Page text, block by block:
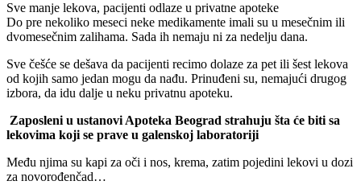
Sve manje lekova, pacijenti odlaze u privatne apoteke
Do pre nekoliko meseci neke medikamente imali su u mesečnim ili
dvomesečnim zalihama. Sada ih nemaju ni za nedelju dana.
Sve češće se dešava da pacijenti recimo dolaze za pet ili šest lekova
od kojih samo jedan mogu da nađu. Prinuđeni su, nemajući drugog
izbora, da idu dalje u neku privatnu apoteku.
Zaposleni u ustanovi Apoteka Beograd strahuju šta će biti sa
lekovima koji se prave u galenskoj laboratoriji
Među njima su kapi za oči i nos, krema, zatim pojedini lekovi u dozi
za novorođenčad…